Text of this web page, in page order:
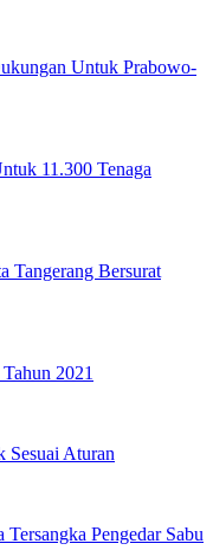
Untuk Prabowo-
11.300 Tenaga
Tangerang Bersurat
2021
Aturan
Pengedar Sabu